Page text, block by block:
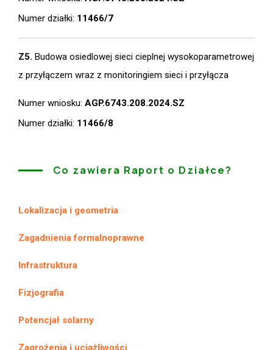
Numer działki: 11466/7
Z5. Budowa osiedlowej sieci cieplnej wysokoparametrowej
z przyłączem wraz z monitoringiem sieci i przyłącza
Numer wniosku: AGP.6743.208.2024.SZ
Numer działki: 11466/8
Co zawiera Raport o Działce?
Lokalizacja i geometria
Zagadnienia formalnoprawne
Infrastruktura
Fizjografia
Potencjał solarny
Zagrożenia i uciążliwości